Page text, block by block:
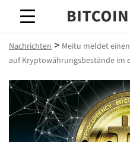
Nachrichten > Meitu meldet
auf Kryptowährungsbestände im